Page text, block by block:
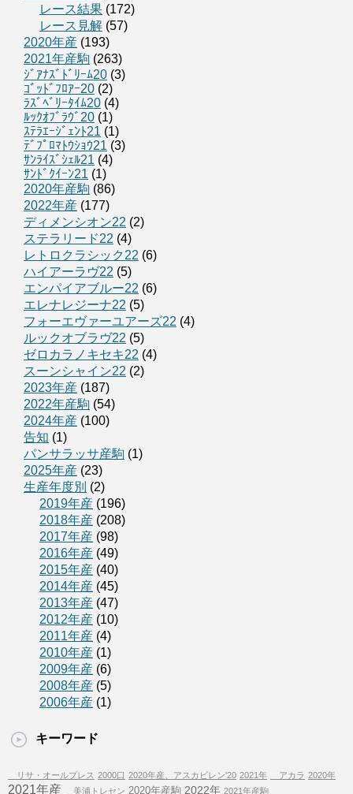
レース結果 (172)
レース見解 (57)
2020年産 (193)
2021年産駒 (263)
ｼﾞｱﾅｽﾞﾄﾞﾘｰﾑ20 (3)
ｺﾞｯﾄﾞﾌﾛｱｰ20 (2)
ﾗｽﾞﾍﾞﾘｰﾀｲﾑ20 (4)
ﾙｯｸｵﾌﾞﾗｳﾞ20 (1)
ｽﾃﾗｴｰｼﾞｪﾝﾄ21 (1)
ﾃﾞﾌﾟﾛﾏﾄｳｼｮｳ21 (3)
ｻﾝﾗｲｽﾞｼｪﾙ21 (4)
ｻﾝﾄﾞｸｲｰﾝ21 (1)
2020年産駒 (86)
2022年産 (177)
ディメンシオン22 (2)
ステラリード22 (4)
レトロクラシック22 (6)
ハイアーラヴ22 (5)
エンパイアブルー22 (6)
エレナレジーナ22 (5)
フォーエヴァーユアーズ22 (4)
ルックオブラヴ22 (5)
ゼロカラノキセキ22 (4)
スーンシャイン22 (2)
2023年産 (187)
2022年産駒 (54)
2024年産 (100)
告知 (1)
パンサラッサ産駒 (1)
2025年産 (23)
生産年度別 (2)
2019年産 (196)
2018年産 (208)
2017年産 (98)
2016年産 (49)
2015年産 (40)
2014年産 (45)
2013年産 (47)
2012年産 (10)
2011年産 (4)
2010年産 (1)
2009年産 (6)
2008年産 (5)
2006年産 (1)
キーワード
リサ・オールプレス 2000口 2020年産、アスカビレン'20 2021年 アカラ 2020年
2021年産 美浦トレセン 2020年産駒 2022年 2021年産駒